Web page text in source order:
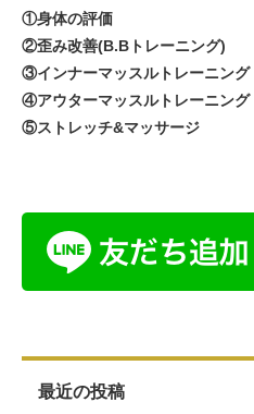
①身体の評価
②歪み改善(B.Bトレーニング)
③インナーマッスルトレーニング
④アウターマッスルトレーニング
⑤ストレッチ&マッサージ
最近の投稿